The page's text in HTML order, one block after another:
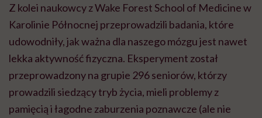
Z kolei naukowcy z Wake Forest School of Medicine w
Karolinie Północnej przeprowadzili badania, które
udowodniły, jak ważna dla naszego mózgu jest nawet
lekka aktywność fizyczna. Eksperyment został
przeprowadzony na grupie 296 seniorów, którzy
prowadzili siedzący tryb życia, mieli problemy z
pamięcią i łagodne zaburzenia poznawcze (ale nie